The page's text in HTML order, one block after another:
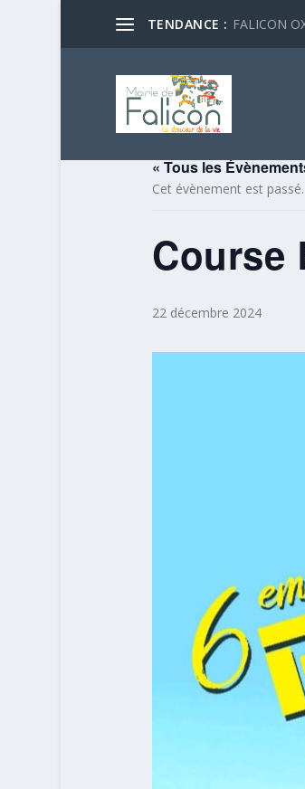
TENDANCE : FALICON
« Tous les
Cet évènement est passé.
Course
22 décembre 2024